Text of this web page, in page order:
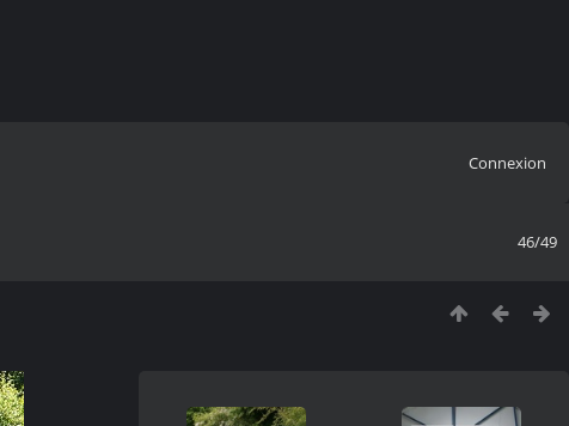
Connexion
46/49